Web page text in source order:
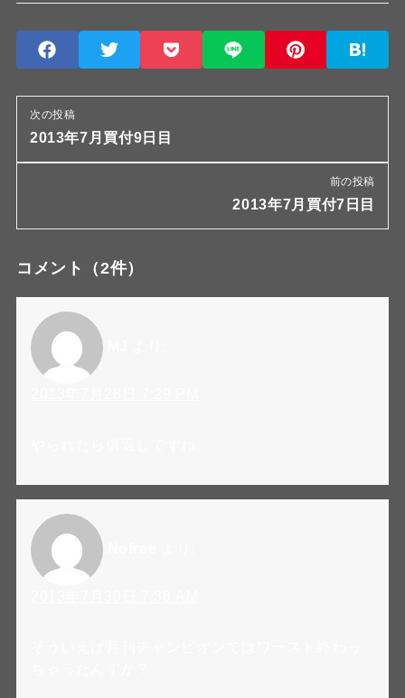
次の投稿
2013年7月買付9日目
前の投稿
2013年7月買付7日目
コメント （2件）